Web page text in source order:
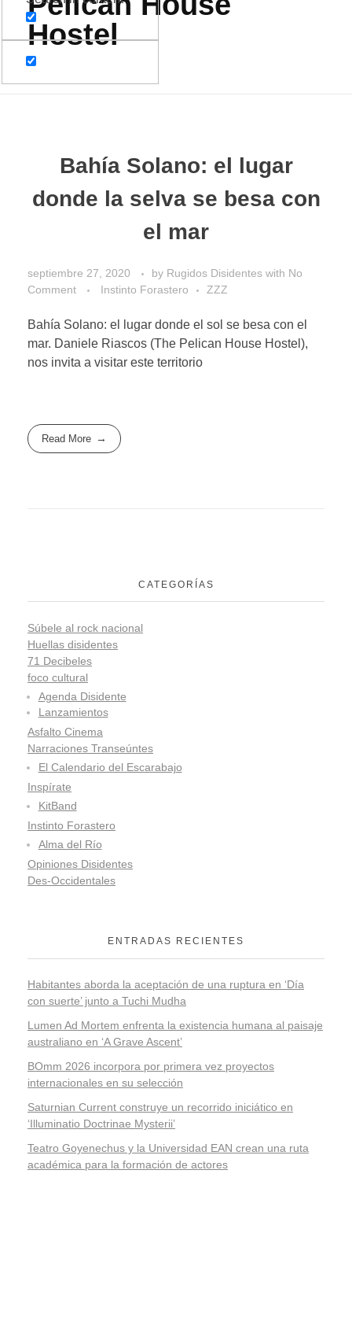
Hostel
Bahía Solano: el lugar
donde la selva se besa con
el mar
septiembre 27, 2020 by Rugidos Disidentes with No
Comment
Instinto Forastero ZZZ
Bahía Solano: el lugar donde el sol se besa con el
mar. Daniele Riascos (The Pelican House Hostel),
nos invita a visitar este territorio
Read More
CATEGORÍAS
Súbele al rock nacional
Huellas disidentes
71 Decibeles
foco cultural
Agenda Disidente
Lanzamientos
Asfalto Cinema
Narraciones Transeúntes
El Calendario del Escarabajo
Inspírate
KitBand
Instinto Forastero
Alma del Río
Opiniones Disidentes
Des-Occidentales
ENTRADAS RECIENTES
Habitantes aborda la aceptación de una ruptura en ‘Día
con suerte’ junto a Tuchi Mudha
Lumen Ad Mortem enfrenta la existencia humana al paisaje
australiano en ‘A Grave Ascent’
BOmm 2026 incorpora por primera vez proyectos
internacionales en su selección
Saturnian Current construye un recorrido iniciático en
‘Illuminatio Doctrinae Mysterii’
Teatro Goyenechus y la Universidad EAN crean una ruta
académica para la formación de actores